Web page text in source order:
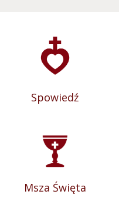
Spowiedź
Msza Święta